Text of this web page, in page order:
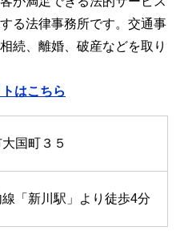
る法律事務所です。交通事
続、離婚、破産などを取り
はこちら
国町３５
「新川駅」より徒歩4分